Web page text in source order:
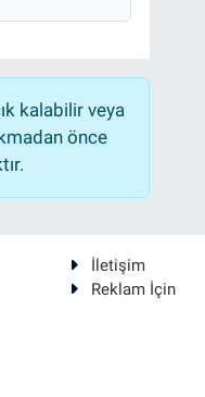
kalabilir veya
önce
İletişim
Reklam İçin